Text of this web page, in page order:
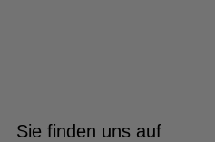
Sie finden uns auf